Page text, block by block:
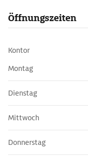
Öffnungszeiten
Kontor
Montag
Dienstag
Mittwoch
Donnerstag